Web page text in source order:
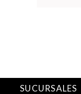
SUCURSALES